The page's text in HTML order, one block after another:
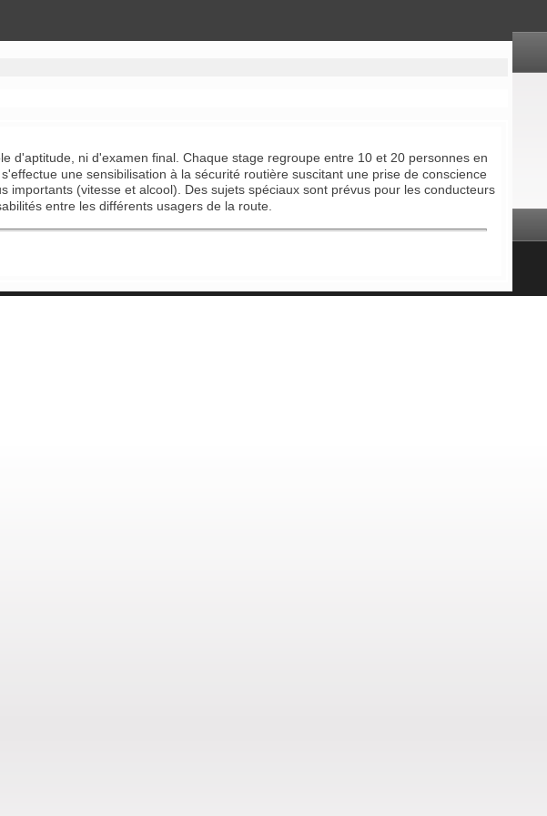
d'aptitude, ni d'examen final. Chaque stage regroupe entre 10 et 20 personnes en
une sensibilisation à la sécurité routière suscitant une prise de conscience
(vitesse et alcool). Des sujets spéciaux sont prévus pour les conducteurs
entre les différents usagers de la route.